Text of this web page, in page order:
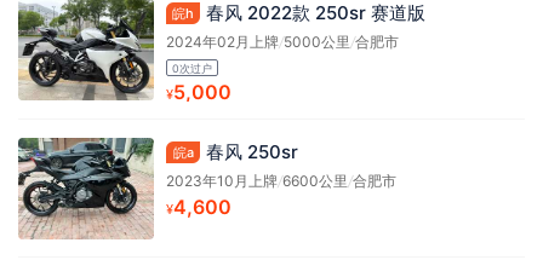
皖h 春风 2022款 250sr 赛道版
2024年02月上牌/5000公里/合肥市
0次过户
¥5,000
皖a 春风 250sr
2023年10月上牌/6600公里/合肥市
¥4,600